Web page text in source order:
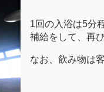
1回の入浴は5分
補給をして、再
なお、飲み物は